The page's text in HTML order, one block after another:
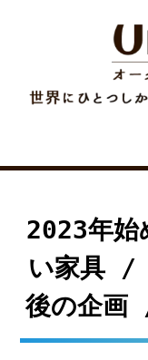
2023年始
い家具 /
後の企画